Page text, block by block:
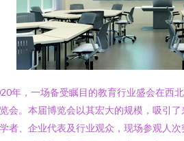
年，一场备受瞩目的教育行业盛会在西
会。本届博览会以其宏大的规模，吸引
者、企业代表及行业观众，现场参观人